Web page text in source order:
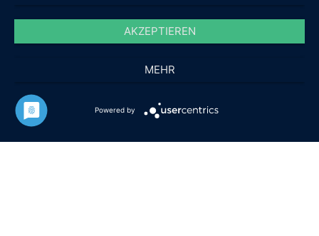
AKZEPTIEREN
MEHR
Powered by